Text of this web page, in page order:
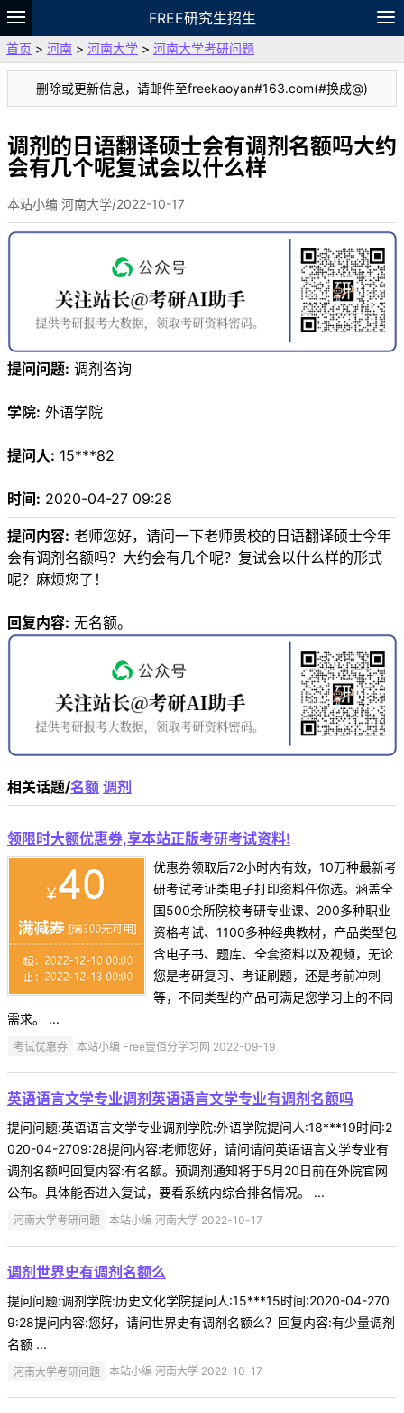
FREE研究生招生
题库
故事 专题 APP 笔记
VIP
资料
首页 > 河南 > 河南大学 > 河南大学考研问题
删除或更新信息，请邮件至freekaoyan#163.com(#换成@)
调剂的日语翻译硕士会有调剂名额吗大约
会有几个呢复试会以什么样
本站小编 河南大学/2022-10-17
提问问题: 调剂咨询
学院: 外语学院
提问人: 15***82
时间: 2020-04-27 09:28
提问内容: 老师您好，请问一下老师贵校的日语翻译硕士今年
会有调剂名额吗？大约会有几个呢？复试会以什么样的形式
呢？麻烦您了！
回复内容: 无名额。
相关话题/名额 调剂
领限时大额优惠券,享本站正版考研考试资料!
优惠券领取后72小时内有效，10万种最新考
研考试考证类电子打印资料任你选。涵盖全
国500余所院校考研专业课、200多种职业
资格考试、1100多种经典教材，产品类型包
含电子书、题库、全套资料以及视频，无论
您是考研复习、考证刷题，还是考前冲刺
等，不同类型的产品可满足您学习上的不同
需求。 ...
考试优惠券 本站小编 Free壹佰分学习网 2022-09-19
英语语言文学专业调剂英语语言文学专业有调剂名额吗
提问问题:英语语言文学专业调剂学院:外语学院提问人:18***19时间:2
020-04-2709:28提问内容:老师您好，请问请问英语语言文学专业有
调剂名额吗回复内容:有名额。预调剂通知将于5月20日前在外院官网
公布。具体能否进入复试，要看系统内综合排名情况。 ...
河南大学考研问题 本站小编 河南大学 2022-10-17
调剂世界史有调剂名额么
提问问题:调剂学院:历史文化学院提问人:15***15时间:2020-04-270
9:28提问内容:您好，请问世界史有调剂名额么？回复内容:有少量调剂
名额 ...
河南大学考研问题 本站小编 河南大学 2022-10-17